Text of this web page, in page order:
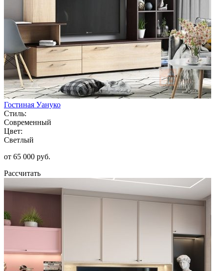
Гостиная Уануко
Стиль:
Современный
Цвет:
Светлый
от 65 000 руб.
Рассчитать